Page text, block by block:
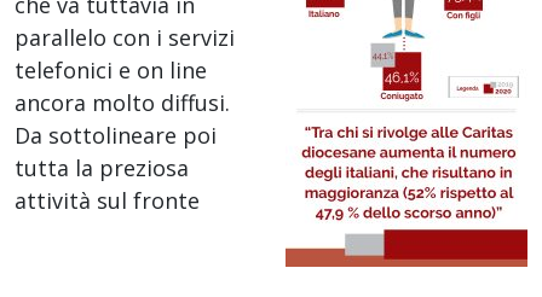
parallelo con i servizi
telefonici e on line
ancora molto diffusi.
Da sottolineare poi
tutta la preziosa
attività sul fronte